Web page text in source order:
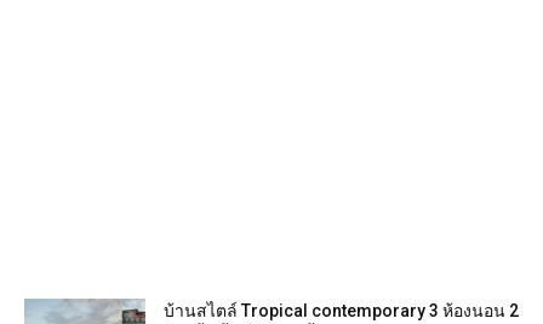
บ้านสไตล์ Tropical contemporary 3 ห้องนอน 2